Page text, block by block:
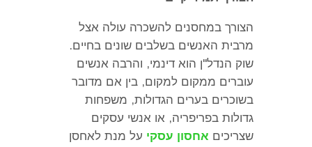
הצורך במחסנים להשכרה עולה אצל
מרבית האנשים בשלבים שונים בחיים.
שוק הנדל"ן הוא דינמי, והרבה אנשים
עוברים ממקום למקום, בין אם מדובר
בשוכרים בערים הגדולות, משפחות
גדולות בפריפריה, או אנשי עסקים
שצריכים אחסון עסקי על מנת לאחסן